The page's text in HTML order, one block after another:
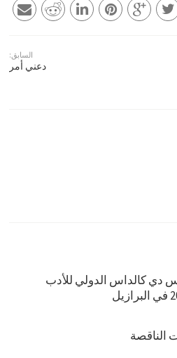
السابق:
دعني أمر
دي كالداس الدولي للأدب
الناقصة